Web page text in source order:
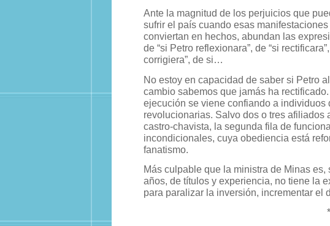
Ante la magnitud de los perjuicios que
sufrir el país cuando esas manifestaciones
conviertan en hechos, abundan las
de “si Petro reflexionara”, de “si
corrigiera”, de si…
No estoy en capacidad de saber si Petro
cambio sabemos que jamás ha
ejecución se viene confiando a
revolucionarias. Salvo dos o tres
castro-chavista, la segunda fila de
incondicionales, cuya obediencia está
fanatismo.
Más culpable que la ministra de Minas
años, de títulos y experiencia, no tiene la
para paralizar la inversión, incrementar el